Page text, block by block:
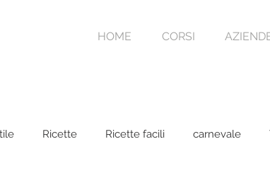
HOME CORSI
Ricette Ricette facili carnevale